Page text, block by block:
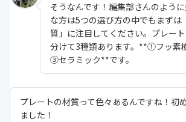
そうなんです！編集部さんのよう
な方は5つの選び方の中でもまずは
質」に注目してください。プレー
分けて3種類あります。**①フッ素
③セラミック**です。
プレートの材質って色々あるんですね！初
ました！